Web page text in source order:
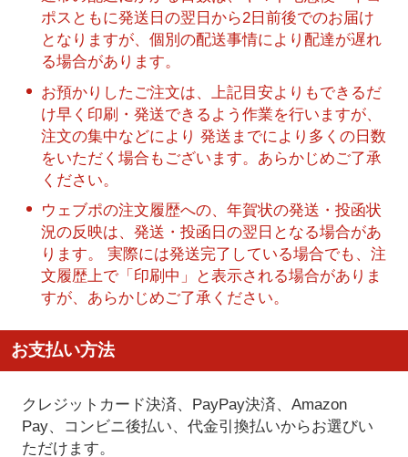
ポスともに発送日の翌日から2日前後でのお届け
となりますが、個別の配送事情により配達が遅れ
る場合があります。
お預かりしたご注文は、上記目安よりもできるだ
け早く印刷・発送できるよう作業を行いますが、
注文の集中などにより 発送までにより多くの日数
をいただく場合もございます。あらかじめご了承
ください。
ウェブポの注文履歴への、年賀状の発送・投函状
況の反映は、発送・投函日の翌日となる場合があ
ります。 実際には発送完了している場合でも、注
文履歴上で「印刷中」と表示される場合がありま
すが、あらかじめご了承ください。
お支払い方法
クレジットカード決済、PayPay決済、Amazon
Pay、コンビニ後払い、代金引換払いからお選びい
ただけます。